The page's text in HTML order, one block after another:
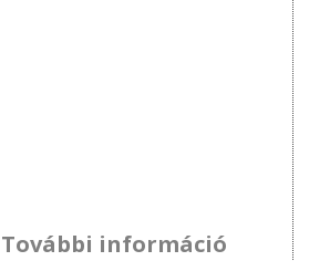
További információ